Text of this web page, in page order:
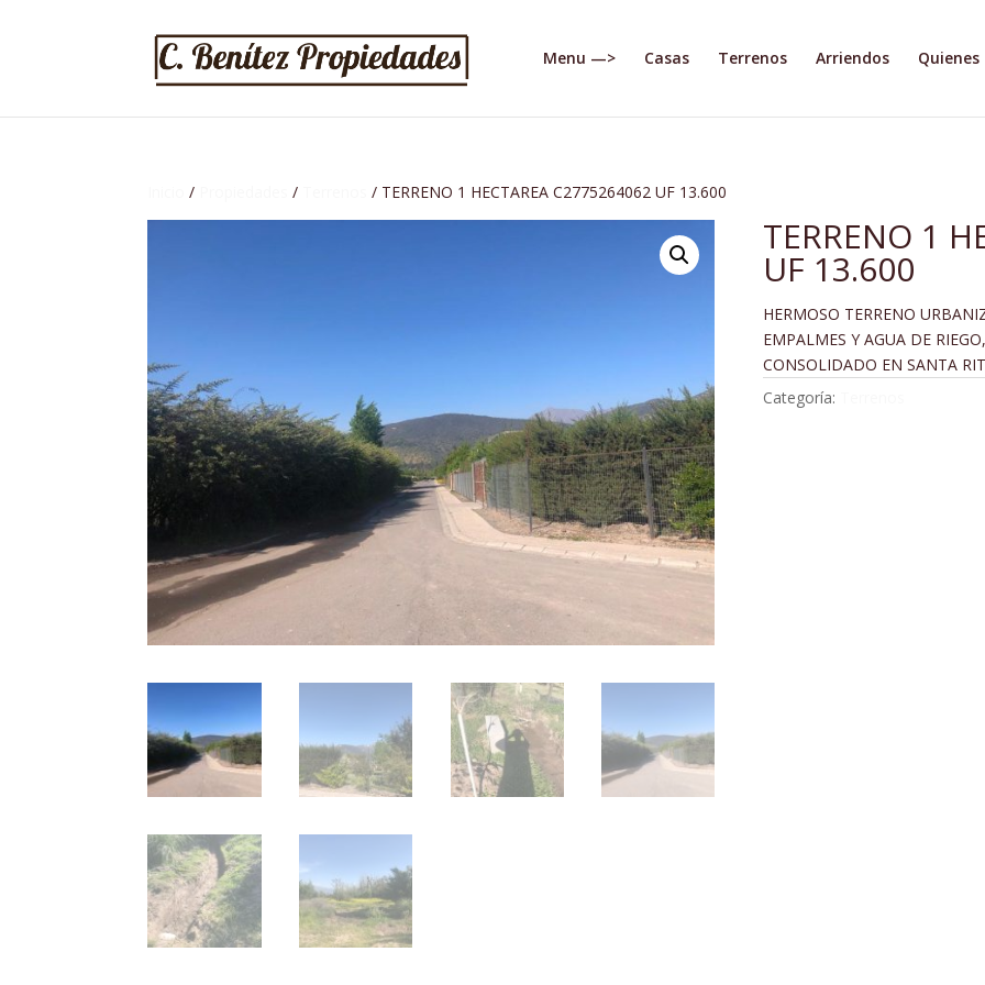
Menu —> Casas Terrenos Arriendos Quienes
/ / / TERRENO 1 HECTAREA C2775264062 UF 13.600
TERRENO 1
UF 13.600
HERMOSO TERRENO
EMPALMES Y AGUA DE
CONSOLIDADO EN SANTA
Categoría: